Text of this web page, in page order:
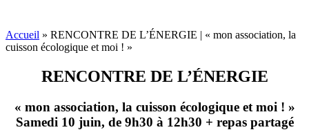
Accueil » RENCONTRE DE L’ÉNERGIE | « mon association, la
cuisson écologique et moi ! »
RENCONTRE DE L’ÉNERGIE
« mon association, la cuisson écologique et moi ! »
Samedi 10 juin, de 9h30 à 12h30 + repas partagé